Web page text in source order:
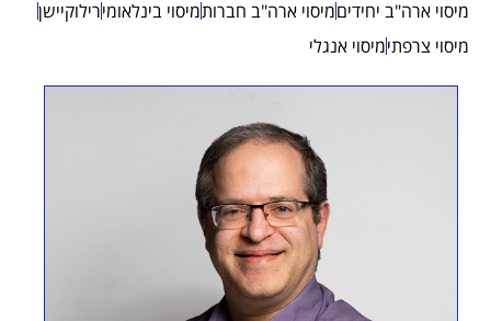
מיסוי ארה"ב יחידיםמיסוי ארה"ב חברותמיסוי בינלאומירילוקיישן
מיסוי צרפתימיסוי אנגלי